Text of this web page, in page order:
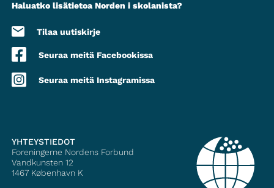
Haluatko lisätietoa Norden i skolanista?
Tilaa uutiskirje
Seuraa meitä Facebookissa
Seuraa meitä Instagramissa
YHTEYSTIEDOT
Foreningerne Nordens Forbund
Vandkunsten 12
1467 København K